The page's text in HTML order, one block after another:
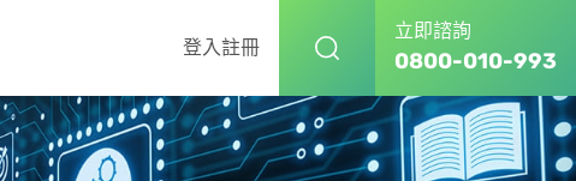
登入註冊
立即諮詢
0800-010-993